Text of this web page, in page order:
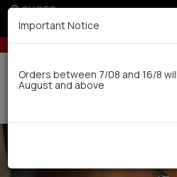
SHOPS
5% off
orders over 50€
Delivery in 7-9
Important Notice
Orders between 7/08 and 16/8
August and above